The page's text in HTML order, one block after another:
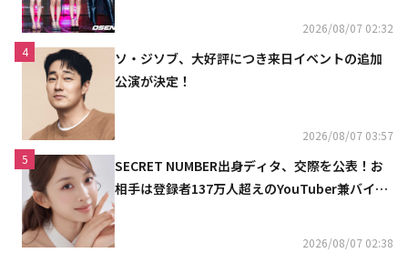
2026/08/07 02:32
4
ソ・ジソブ、大好評につき来日イベントの追加
公演が決定！
2026/08/07 03:57
5
SECRET NUMBER出身ディタ、交際を公表！お
相手は登録者137万人超えのYouTuber兼バイオ
2026/08/07 02:38